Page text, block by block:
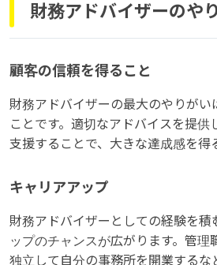
財務アドバイザーのや
顧客の信頼を得ること
財務アドバイザーの最大のやりがい
ことです。適切なアドバイスを提供
支援することで、大きな達成感を得
キャリアアップ
財務アドバイザーとしての経験を積
ップのチャンスが広がります。管理
独立して自分の事務所を開業するな